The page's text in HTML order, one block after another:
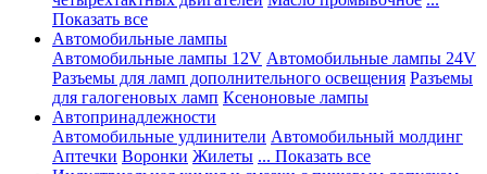
Показать все
Автомобильные лампы
Автомобильные лампы 12V Автомобильные лампы 24V
Разъемы для ламп дополнительного освещения Разъемы
для галогеновых ламп Ксеноновые лампы
Автопринадлежности
Автомобильные удлинители Автомобильный молдинг
Аптечки Воронки Жилеты ... Показать все